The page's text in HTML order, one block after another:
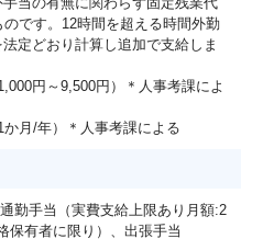
のです。12時間を超える時間外勤
定どおり計算し追加で支給しま
円～9,500円）＊人事考課によ
月/年）＊人事考課による
勤手当（実費支給上限あり月額:2
保有者に限り）、出張手当